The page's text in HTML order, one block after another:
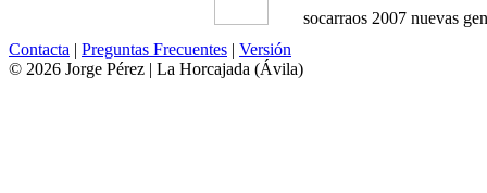
socarraos 2007 nuevas
Contacta | Preguntas Frecuentes | Versión
© 2026 Jorge Pérez | La Horcajada (Ávila)